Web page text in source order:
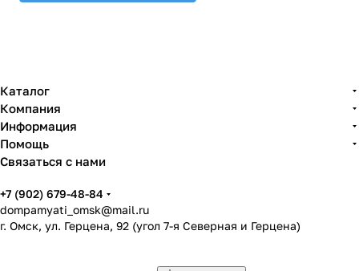
Каталог
Компания
Информация
Помощь
Связаться с нами
+7 (902) 679-48-84
dompamyati_omsk@mail.ru
г. Омск, ул. Герцена, 92 (угол 7-я Северная и Герцена)